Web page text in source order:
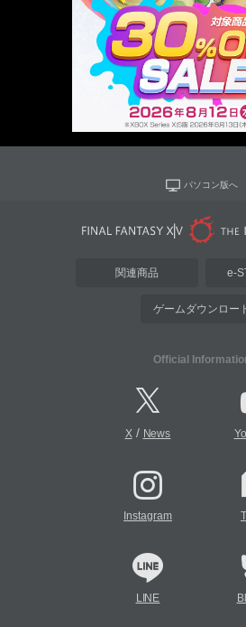
パソコン版へ
関連商品 e-
ゲームダウンロー
Official
X/ News
Instagram
LINE